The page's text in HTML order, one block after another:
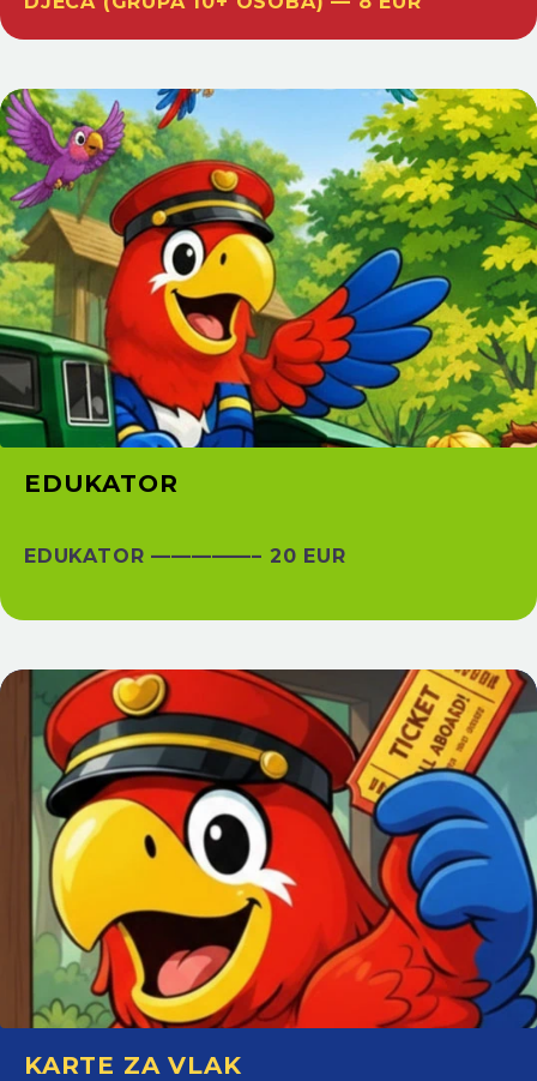
EDUKATOR
EDUKATOR —————– 20 EUR
KARTE ZA VLAK